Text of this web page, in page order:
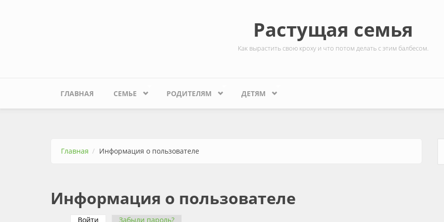
Растущая семья
Как вырастить свою кроху и что потом делать с этим балбесом.
ГЛАВНАЯ СЕМЬЕ РОДИТЕЛЯМ ДЕТЯМ
Главная Информация о пользователе
Информация о пользователе
Войти (активная вкладка)
Забыли пароль?